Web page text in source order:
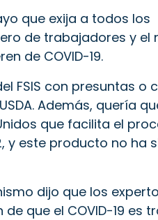
que exija a todos los
de trabajadores y el
de COVID-19.
FSIS con presuntas o
Además, quería
que facilita el
y este producto no ha
dijo que los
que el COVID-19 es